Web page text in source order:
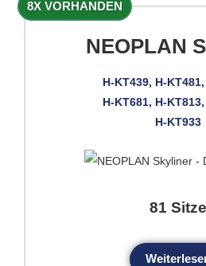
8X VORHANDEN
NEOPLAN
H-KT439, H-
H-KT681, H-
H-KT933
81 Sitze